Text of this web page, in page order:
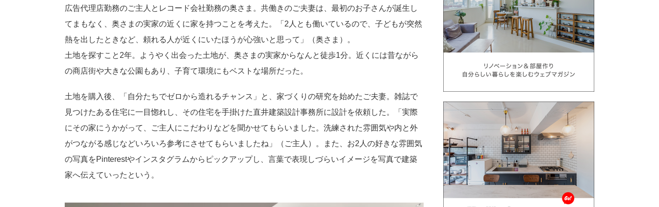
広告代理店勤務のご主人とレコード会社勤務の奥さま。共働きのご夫妻は、最初のお子さんが誕生し
てまもなく、奥さまの実家の近くに家を持つことを考えた。「2人とも働いているので、子どもが突然
熱を出したときなど、頼れる人が近くにいたほうが心強いと思って」（奥さま）。
土地を探すこと2年。ようやく出会った土地が、奥さまの実家からなんと徒歩1分。近くには昔ながら
の商店街や大きな公園もあり、子育て環境にもベストな場所だった。
土地を購入後、「自分たちでゼロから造れるチャンス」と、家づくりの研究を始めたご夫妻。雑誌で
見つけたある住宅に一目惚れし、その住宅を手掛けた直井建築設計事務所に設計を依頼した。「実際
にその家にうかがって、ご主人にこだわりなどを聞かせてもらいました。洗練された雰囲気や内と外
がつながる感じなどいろいろ参考にさせてもらいましたね」（ご主人）。また、お2人の好きな雰囲気
の写真をPinterestやインスタグラムからピックアップし、言葉で表現しづらいイメージを写真で建築
家へ伝えていったという。